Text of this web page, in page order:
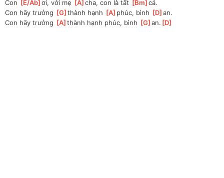
Con [E/Ab ]
ơi, với mẹ [A ]
cha, con là tất [Bm ]
cả.
Con hãy trưởng [G ]thành hạnh [A ]phúc, bình [D ]
an.
Con hãy trưởng [A ]thành hạnh phúc, bình [G ]
an. [D